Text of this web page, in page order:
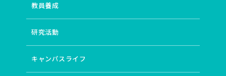
教員養成
研究活動
キャンパスライフ